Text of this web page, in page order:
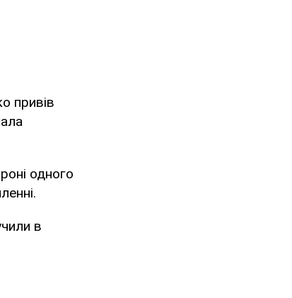
привів
одного
в